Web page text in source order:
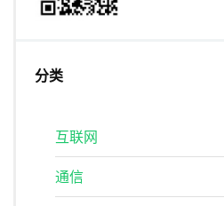
分类
互联网
通信